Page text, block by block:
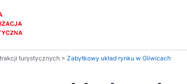
turystycznych > Zabytkowy układ rynku w Gliwicach